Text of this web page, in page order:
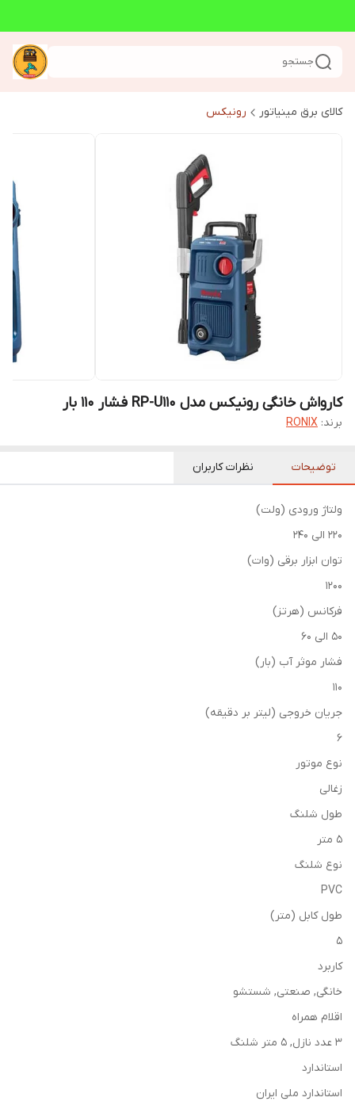
جستجو
کالای برق مینیاتور رونیکس
کارواش خانگی رونیکس مدل RP-U110 فشار ۱۱۰ بار
برند: RONIX
توضیحات نظرات کاربران
ولتاژ ورودی (ولت)
220 الی 240
توان ابزار برقی (وات)
1200
فرکانس (هرتز)
50 الی 60
فشار موثر آب (بار)
110
جریان خروجی (لیتر بر دقیقه)
6
نوع موتور
زغالی
طول شلنگ
5 متر
نوع شلنگ
PVC
طول کابل (متر)
5
کاربرد
خانگی, صنعتی, شستشو
اقلام همراه
3 عدد نازل, 5 متر شلنگ
استاندارد
استاندارد ملی ایران